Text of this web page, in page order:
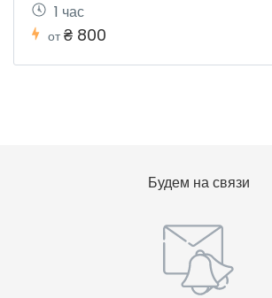
1 час
от₴ 800
Будем на связи